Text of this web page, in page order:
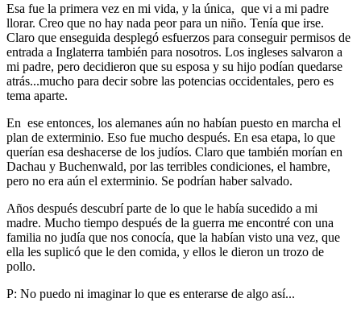
Esa fue la primera vez en mi vida, y la única, que vi a mi padre
llorar. Creo que no hay nada peor para un niño. Tenía que irse.
Claro que enseguida desplegó esfuerzos para conseguir permisos de
entrada a Inglaterra también para nosotros. Los ingleses salvaron a
mi padre, pero decidieron que su esposa y su hijo podían quedarse
atrás...mucho para decir sobre las potencias occidentales, pero es
tema aparte.
En ese entonces, los alemanes aún no habían puesto en marcha el
plan de exterminio. Eso fue mucho después. En esa etapa, lo que
querían esa deshacerse de los judíos. Claro que también morían en
Dachau y Buchenwald, por las terribles condiciones, el hambre,
pero no era aún el exterminio. Se podrían haber salvado.
Años después descubrí parte de lo que le había sucedido a mi
madre. Mucho tiempo después de la guerra me encontré con una
familia no judía que nos conocía, que la habían visto una vez, que
ella les suplicó que le den comida, y ellos le dieron un trozo de
pollo.
P: No puedo ni imaginar lo que es enterarse de algo así...